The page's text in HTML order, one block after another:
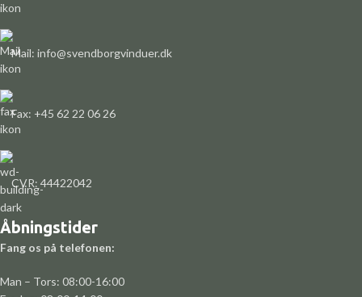
Mail: info@svendborgvinduer.dk
Fax: +45 62 22 06 26
CVR: 44422042
Åbningstider
Fang os på telefonen:
Man – Tors: 08:00-16:00